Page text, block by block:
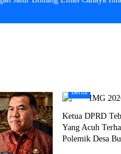
Berita
Ketua DPRD
Yang Acuh
Polemik Desa